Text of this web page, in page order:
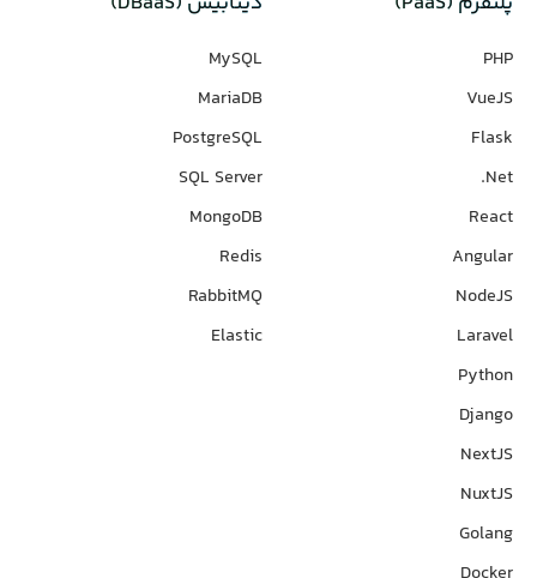
PHP
VueJS
Flask
Net.
React
Angular
NodeJS
Laravel
Python
Django
NextJS
NuxtJS
Golang
MySQL
MariaDB
PostgreSQL
SQL Server
MongoDB
Redis
RabbitMQ
Elastic